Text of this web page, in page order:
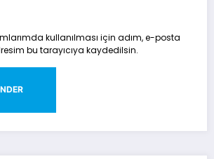
kullanılması için adım, e-posta
bu tarayıcıya kaydedilsin.